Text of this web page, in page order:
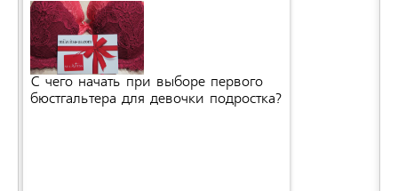
С чего начать при выборе первого
бюстгальтера для девочки подростка?